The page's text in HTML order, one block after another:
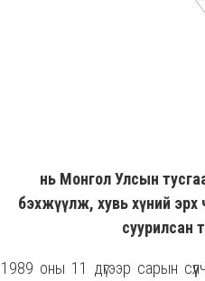
нь Монгол Улсын
бэхжүүлж, хувь хүний эрх
суурилсан
1989 оны 11 дүгээр сарын